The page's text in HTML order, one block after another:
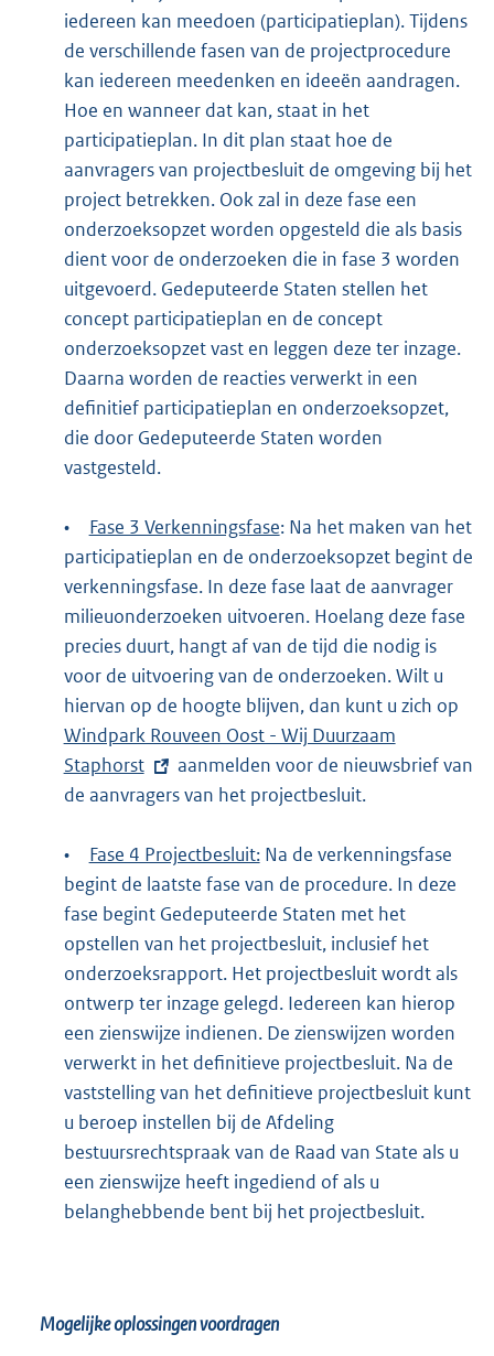
iedereen kan meedoen (participatieplan). Tijdens
de verschillende fasen van de projectprocedure
kan iedereen meedenken en ideeën aandragen.
Hoe en wanneer dat kan, staat in het
participatieplan. In dit plan staat hoe de
aanvragers van projectbesluit de omgeving bij het
project betrekken. Ook zal in deze fase een
onderzoeksopzet worden opgesteld die als basis
dient voor de onderzoeken die in fase 3 worden
uitgevoerd. Gedeputeerde Staten stellen het
concept participatieplan en de concept
onderzoeksopzet vast en leggen deze ter inzage.
Daarna worden de reacties verwerkt in een
definitief participatieplan en onderzoeksopzet,
die door Gedeputeerde Staten worden
vastgesteld.
• Fase 3 Verkenningsfase: Na het maken van het
participatieplan en de onderzoeksopzet begint de
verkenningsfase. In deze fase laat de aanvrager
milieuonderzoeken uitvoeren. Hoelang deze fase
precies duurt, hangt af van de tijd die nodig is
voor de uitvoering van de onderzoeken. Wilt u
hiervan op de hoogte blijven, dan kunt u zich op
t
Windpark Rouveen Oost - Wij Duurzaam
Staphorst
aanmelden voor de nieuwsbrief van
de aanvragers van het projectbesluit.
• Fase 4 Projectbesluit:Na de verkenningsfase
begint de laatste fase van de procedure. In deze
fase begint Gedeputeerde Staten met het
opstellen van het projectbesluit, inclusief het
onderzoeksrapport. Het projectbesluit wordt als
ontwerp ter inzage gelegd. Iedereen kan hierop
een zienswijze indienen. De zienswijzen worden
verwerkt in het definitieve projectbesluit. Na de
vaststelling van het definitieve projectbesluit kunt
u beroep instellen bij de Afdeling
bestuursrechtspraak van de Raad van State als u
een zienswijze heeft ingediend of als u
belanghebbende bent bij het projectbesluit.
Mogelijke oplossingen voordragen